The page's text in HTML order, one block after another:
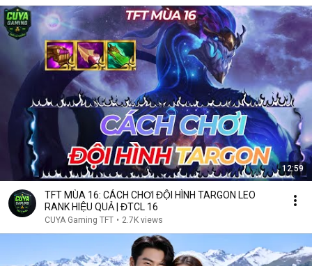
12:59
TFT MÙA 16: CÁCH CHƠI ĐỘI HÌNH TARGON LEO
RANK HIỆU QUẢ | ĐTCL 16
CUYA Gaming TFT • 2.7K views